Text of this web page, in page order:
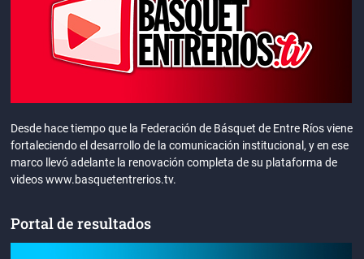
Desde hace tiempo que la Federación de Básquet de Entre Ríos viene
fortaleciendo el desarrollo de la comunicación institucional, y en ese
marco llevó adelante la renovación completa de su plataforma de
videos www.basquetentrerios.tv.
Portal de resultados